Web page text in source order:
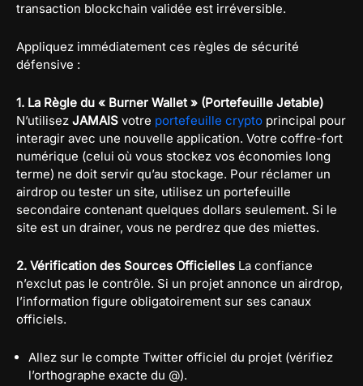
transaction blockchain validée est irréversible.
Appliquez immédiatement ces règles de sécurité
défensive :
1. La Règle du « Burner Wallet » (Portefeuille Jetable)
N’utilisez JAMAIS votre portefeuille crypto principal pour
interagir avec une nouvelle application. Votre coffre-fort
numérique (celui où vous stockez vos économies long
terme) ne doit servir qu’au stockage. Pour réclamer un
airdrop ou tester un site, utilisez un portefeuille
secondaire contenant quelques dollars seulement. Si le
site est un drainer, vous ne perdrez que des miettes.
2. Vérification des Sources Officielles La confiance
n’exclut pas le contrôle. Si un projet annonce un airdrop,
l’information figure obligatoirement sur ses canaux
officiels.
Allez sur le compte Twitter officiel du projet (vérifiez
l’orthographe exacte du @).